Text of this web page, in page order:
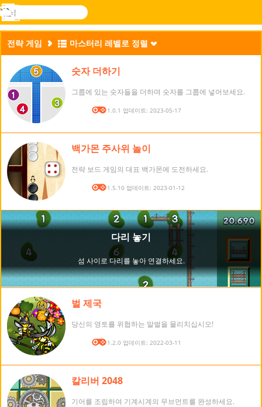
Novel
검
색
로그
메
뉴
전략 게임 마스터리 레벨로 정렬
숫자 더하기
그룹에 있는 숫자들을 더하며 숫자를 그룹에 넣어보세요.
버전: 1.0.1 업데이트: 2023-05-17
백가몬 주사위 놀이
전략 보드 게임의 대표 백가몬에 도전하세요.
버전: 1.5.10 업데이트: 2023-01-12
벌 제국
당신의 영토를 위협하는 말벌을 물리치십시오!
버전: 1.2.0 업데이트: 2022-03-11
칼리버 2048
기어를 조립하여 기계시계의 무브먼트를 완성하세요.